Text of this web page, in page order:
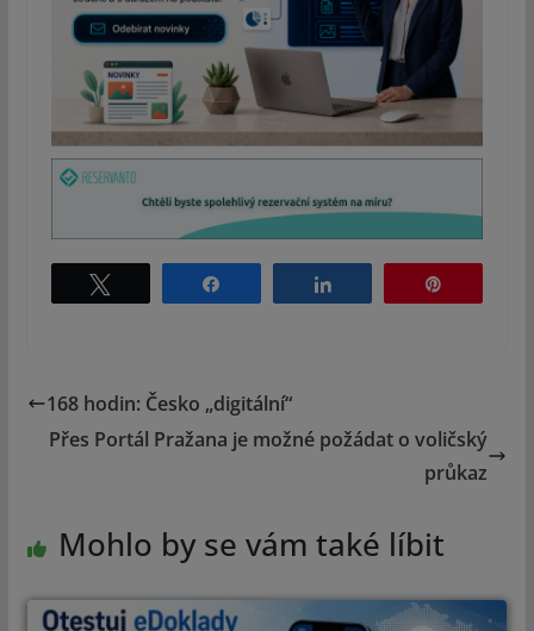
168 hodin: Česko „digitální“
Přes Portál Pražana je možné požádat o voličský
průkaz
Mohlo by se vám také líbit